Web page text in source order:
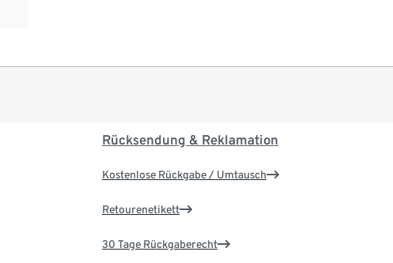
Rücksendung & Reklamation
Kostenlose Rückgabe / Umtausch
Retourenetikett
30 Tage Rückgaberecht